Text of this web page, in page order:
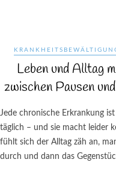
Leben und Alltag
zwischen Pausen
Jede chronische Erkrankung
täglich – und sie macht leider
fühlt sich der Alltag zäh an,
durch und dann das